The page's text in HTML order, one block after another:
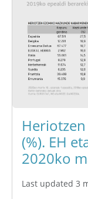
(%). EH
2020ko
Last updated 3